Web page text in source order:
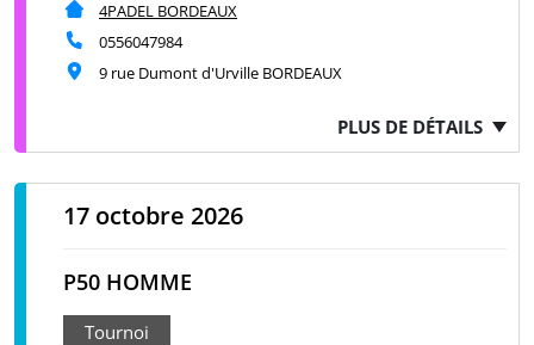
4PADEL BORDEAUX
0556047984
9 rue Dumont d'Urville BORDEAUX
PLUS DE DÉTAILS
17 octobre 2026
P50 HOMME
Tournoi